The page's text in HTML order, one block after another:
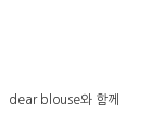
dear blouse와 함께